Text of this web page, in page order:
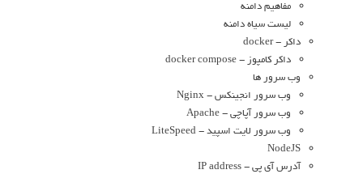
مفاهیم دامنه
لیست سیاه دامنه
داکر - docker
داکر کامپوز - docker compose
وب سرور ها
وب سرور انجینکس - Nginx
وب سرور آپاچی - Apache
وب سرور لایت اسپید - LiteSpeed
NodeJS
آدرس آی پی - IP address